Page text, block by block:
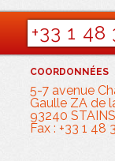
+33 1 48
COORDONNÉES
5-7 avenue
Gaulle ZA de
93240 STAINS
Fax : +33 1 48